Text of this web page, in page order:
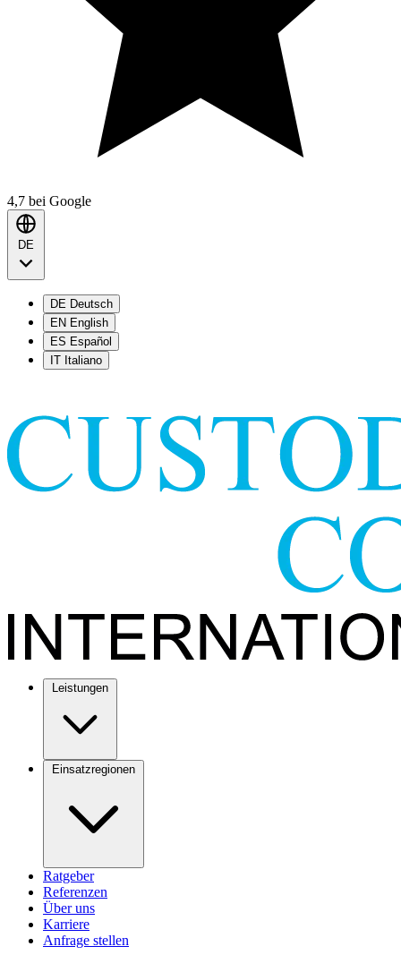
4,7 bei Google
DE
DE Deutsch
EN English
ES Español
IT Italiano
Ratgeber
Referenzen
Über uns
Karriere
Anfrage stellen